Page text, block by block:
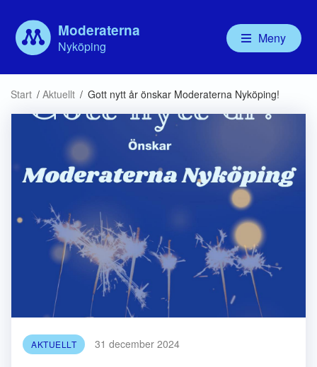
Moderaterna
Nyköping
Kommunfullmäktige
Kommunstyrelsen
Debatt
Valbudskap
Handlingsprogram
Meny
Start / Aktuellt / Gott nytt år önskar Moderaterna Nyköping!
AKTUELLT 31 december 2024